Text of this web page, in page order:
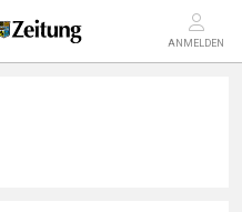
ANMELDEN